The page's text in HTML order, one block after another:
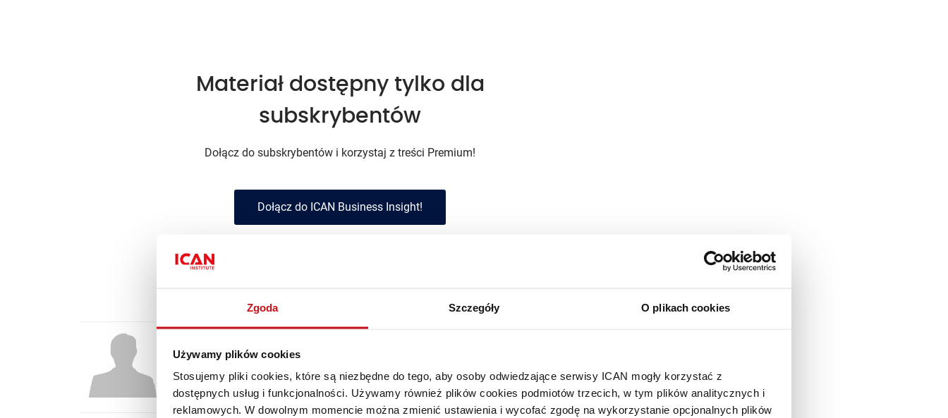
Zgoda Szczegóły O plikach cookies
Używamy plików cookies
Stosujemy pliki cookies, które są niezbędne do tego, aby osoby odwiedzające serwisy ICAN mogły korzystać z
dostępnych usług i funkcjonalności. Używamy również plików cookies podmiotów trzecich, w tym plików analitycznych i
reklamowych. W dowolnym momencie można zmienić ustawienia i wycofać zgodę na wykorzystanie opcjonalnych plików
Materiał dostępny tylko dla
subskrybentów
Dołącz do subskrybentów i korzystaj z treści Premium!
Dołącz do ICAN Business Insight!
Tomasz Rudolf
Prezes D-RAFT SA i współtwórca The Heart Warsaw, europejskiego centrum współpracy korporacji
i start-upów.